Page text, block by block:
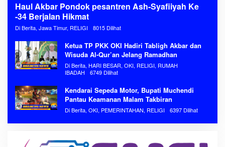
Haul Akbar Pondok pesantren Ash-Syafiiyah Ke
-34 Berjalan Hikmat
Di Berita, Jawa Timur, RELIGI 8015 Dilihat
Ketua TP PKK OKI Hadiri Tabligh Akbar dan
Wisuda Al-Qur’an Jelang Ramadhan
Di Berita, HARI BESAR, OKI, RELIGI, RUMAH
IBADAH
6749 Dilihat
Kendarai Sepeda Motor, Bupati Muchendi
Pantau Keamanan Malam Takbiran
Di Berita, OKI, PEMERINTAHAN, RELIGI 6397 Dilihat